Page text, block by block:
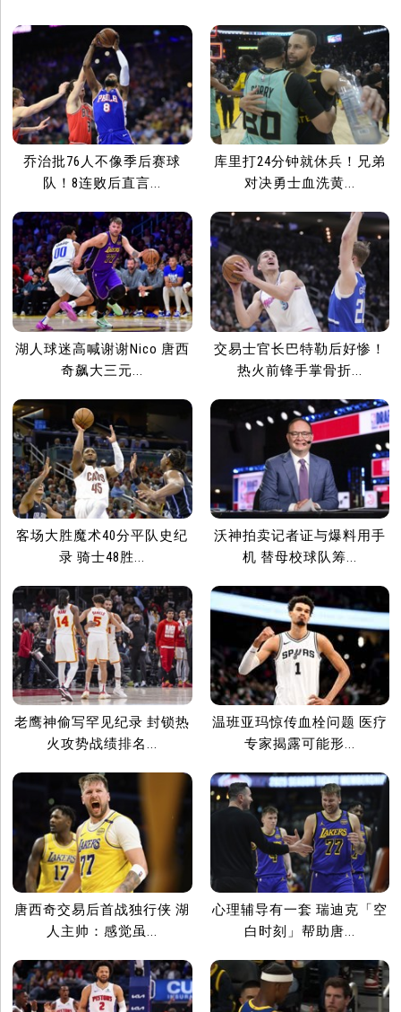
乔治批76人不像季后赛球
队！8连败后直言...
库里打24分钟就休兵！兄弟
对决勇士血洗黄...
湖人球迷高喊谢谢Nico 唐西
奇飙大三元...
交易士官长巴特勒后好惨！
热火前锋手掌骨折...
客场大胜魔术40分平队史纪
录 骑士48胜...
沃神拍卖记者证与爆料用手
机 替母校球队筹...
老鹰神偷写罕见纪录 封锁热
火攻势战绩排名...
温班亚玛惊传血栓问题 医疗
专家揭露可能形...
唐西奇交易后首战独行侠 湖
人主帅：感觉虽...
心理辅导有一套 瑞迪克「空
白时刻」帮助唐...